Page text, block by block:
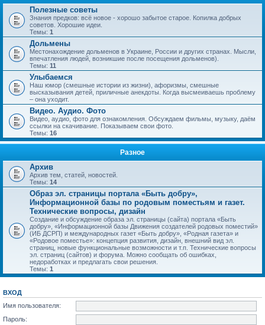
Полезные советы
Знания предков: всё новое - хорошо забытое старое. Копилка добрых
советов. Хорошие идеи.
Темы: 1
Дольмены
Местонахождение дольменов в Украине, России и других странах. Мысли,
впечатления людей, возникшие после посещения дольменов).
Темы: 11
Улыбаемся
Наш юмор (смешные истории из жизни), афоризмы, смешные
высказывания детей, приличные анекдоты. Когда высмеиваешь проблему
– она уходит.
Видео. Аудио. Фото
Видео, аудио, фото для ознакомления. Обсуждаем фильмы, музыку, даём
ссылки на скачивание. Показываем свои фото.
Темы: 16
Разное
Архив
Архив тем, статей, новостей.
Темы: 14
Образ эл. страницы портала «Быть добру»,
Информационной базы по родовым поместьям и газет.
Технические вопросы, дизайн
Создание и обсуждение образа эл. страницы (сайта) портала «Быть
добру», «Информационной базы Движения создателей родовых поместий»
(ИБ ДСРП) и международных газет «Быть добру», «Родная газета» и
«Родовое поместье»: концепция развития, дизайн, внешний вид эл.
страниц, новые функциональные возможности и т.п. Технические вопросы
эл. страниц (сайтов) и форума. Можно сообщать об ошибках,
недоработках и предлагать свои решения.
Темы: 1
ВХОД
Имя пользователя:
Пароль: